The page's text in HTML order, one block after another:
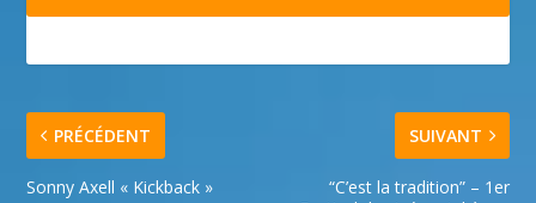
PRÉCÉDENT
Sonny Axell « Kickback »
SUIVANT
“C’est la tradition” – 1er